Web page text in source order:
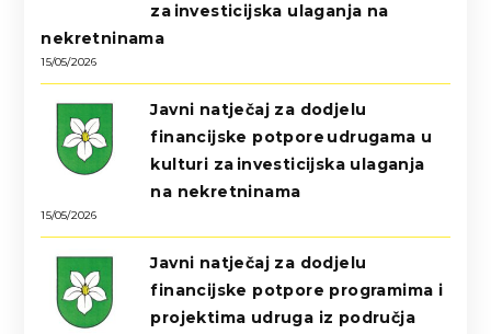
za investicijska ulaganja na
nekretninama
15/05/2026
Javni natječaj za dodjelu
financijske potpore udrugama u
kulturi za investicijska ulaganja
na nekretninama
15/05/2026
Javni natječaj za dodjelu
financijske potpore programima i
projektima udruga iz područja